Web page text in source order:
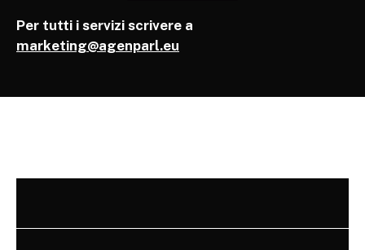
Per tutti i servizi scrivere a
marketing@agenparl.eu